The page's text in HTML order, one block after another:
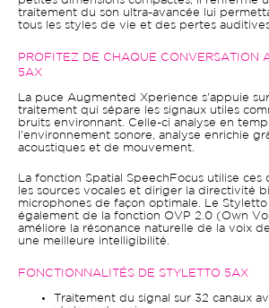
traitement du son ultra-avancée lui
tous les styles de vie et des pertes
PROFITEZ DE CHAQUE CONVERSATION
5AX
La puce Augmented Xperience s'appuie
traitement qui sépare les signaux utiles
bruits environnant. Celle-ci analyse en
l'environnement sonore, analyse enrichie
acoustiques et de mouvement.
La fonction Spatial SpeechFocus utilise
les sources vocales et diriger la directivité
microphones de façon optimale. Le
également de la fonction OVP 2.0 (Own
améliore la résonance naturelle de la voix
une meilleure intelligibilité.
FONCTIONNALITÉS DE STYLETTO 5AX
Traitement du signal sur 32 canaux